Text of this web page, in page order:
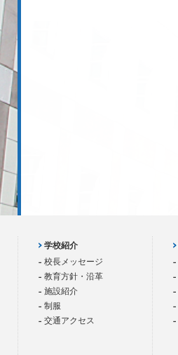
学校紹介
校長メッセージ
教育方針・沿革
施設紹介
制服
交通アクセス